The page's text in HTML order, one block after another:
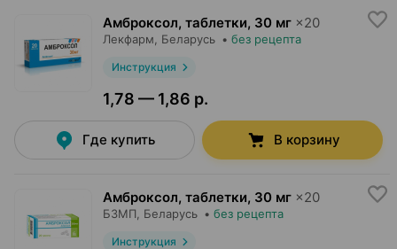
Амброксол, таблетки, 30 мг ×20
Лекфарм , Беларусь • без рецепта
Инструкция
1,78 — 1,86 р.
Где купить В корзину
Амброксол, таблетки, 30 мг ×20
БЗМП , Беларусь • без рецепта
Инструкция